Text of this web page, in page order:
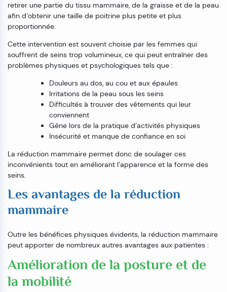
retirer une partie du tissu mammaire, de la graisse et de la peau
afin d’obtenir une taille de poitrine plus petite et plus
proportionnée.
Cette intervention est souvent choisie par les femmes qui
souffrent de seins trop volumineux, ce qui peut entraîner des
problèmes physiques et psychologiques tels que :
Douleurs au dos, au cou et aux épaules
Irritations de la peau sous les seins
Difficultés à trouver des vêtements qui leur
conviennent
Gêne lors de la pratique d’activités physiques
Insécurité et manque de confiance en soi
La réduction mammaire permet donc de soulager ces
inconvénients tout en améliorant l’apparence et la forme des
seins.
Les avantages de la réduction
mammaire
Outre les bénéfices physiques évidents, la réduction mammaire
peut apporter de nombreux autres avantages aux patientes :
Amélioration de la posture et de
la mobilité